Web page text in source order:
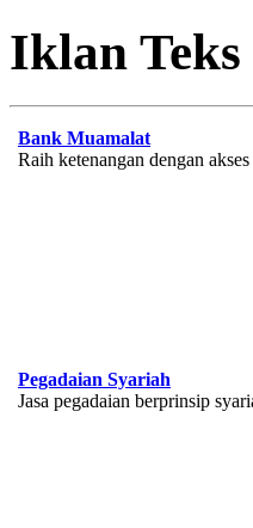
Iklan Teks
Bank Muamalat
Raih ketenangan dengan
Pegadaian Syariah
Jasa pegadaian berprinsip